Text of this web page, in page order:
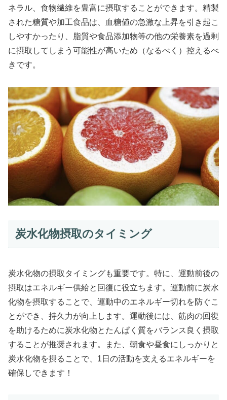
ネラル、食物繊維を豊富に摂取することができます。精製
された糖質や加工食品は、血糖値の急激な上昇を引き起こ
しやすかったり、脂質や食品添加物等の他の栄養素を過剰
に摂取してしまう可能性が高いため（なるべく）控えるべ
きです。
炭水化物摂取のタイミング
炭水化物の摂取タイミングも重要です。特に、運動前後の
摂取はエネルギー供給と回復に役立ちます。運動前に炭水
化物を摂取することで、運動中のエネルギー切れを防ぐこ
とができ、持久力が向上します。運動後には、筋肉の回復
を助けるために炭水化物とたんぱく質をバランス良く摂取
することが推奨されます。また、朝食や昼食にしっかりと
炭水化物を摂ることで、1日の活動を支えるエネルギーを
確保しできます！